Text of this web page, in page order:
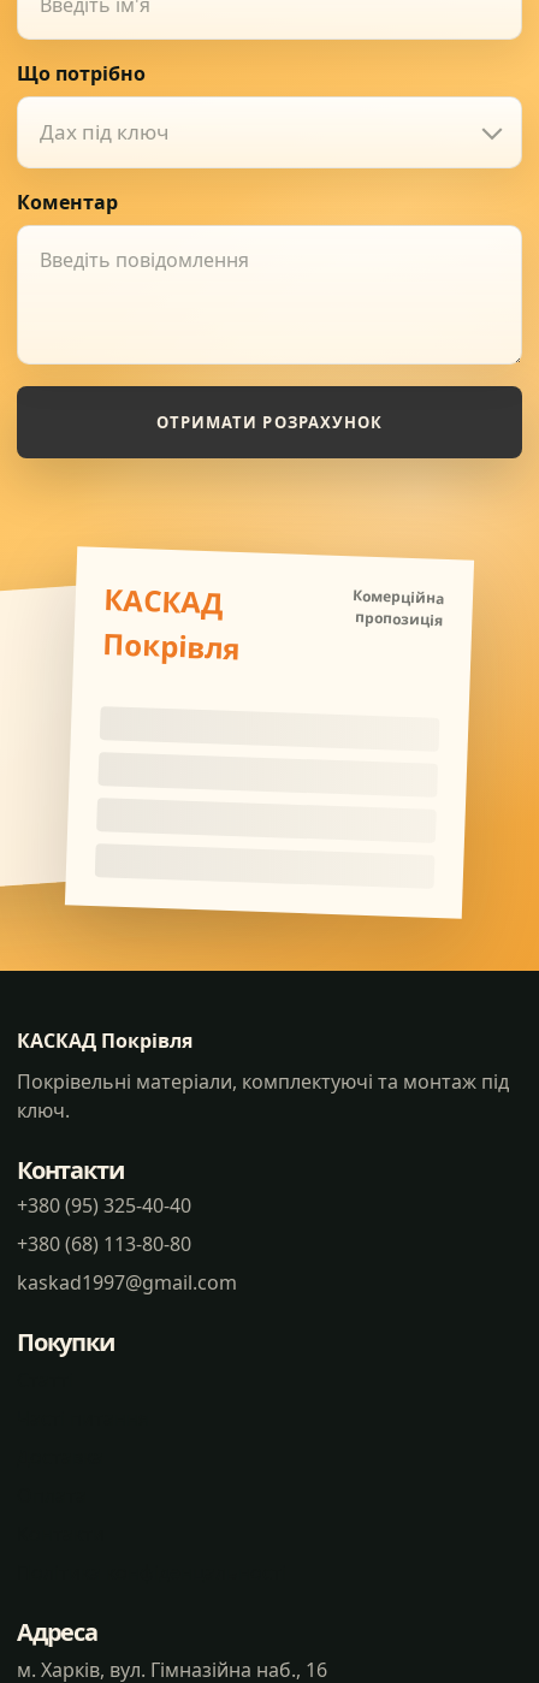
Що потрібно
Дах під ключ
Коментар
ОТРИМАТИ РОЗРАХУНОК
КАСКАД
Покрівля
Комерційна
пропозиція
КАСКАД Покрівля
Покрівельні матеріали, комплектуючі та монтаж під
ключ.
Контакти
+380 (95) 325-40-40
+380 (68) 113-80-80
kaskad1997@gmail.com
Покупки
Адреса
м. Харків, вул. Гімназійна наб., 16